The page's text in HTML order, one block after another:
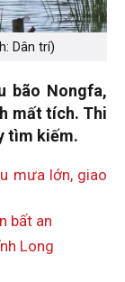
Dân trí)
bão Nongfa,
mất tích. Thi
tìm kiếm.
mưa lớn, giao
bất an
Long